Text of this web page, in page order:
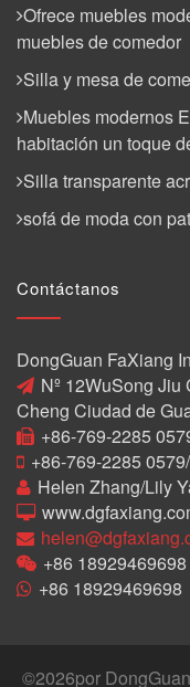
Ofrece muebles
muebles de comedor
Silla y mesa de
Muebles modernos
habitación un toque
Silla transparente
sofá de moda con
Contáctanos
DongGuan FaXiang
Nº 12WuSong
Cheng Ciudad de
+86-769-2285
+86-769-2285
Helen Zhang/Lily
+86 18929469698
+86 18929469698
©2026por